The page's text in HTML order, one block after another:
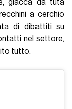
giacca da tuta
a cerchio
di dibattiti su
nel settore,
tutto.